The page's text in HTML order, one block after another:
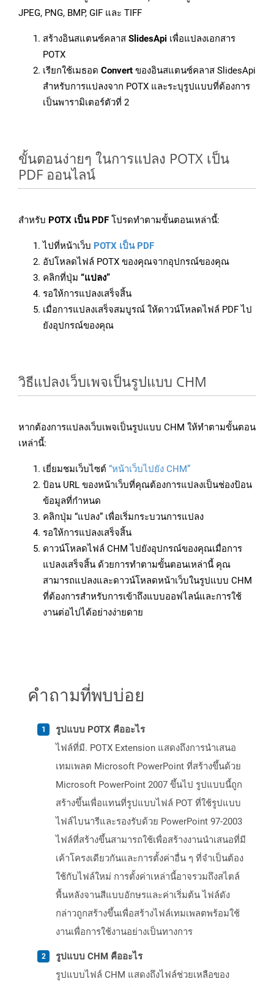
JPEG, PNG, BMP, GIF และ TIFF
สร้างอินสแตนซ์คลาส SlidesApi เพื่อแปลงเอกสาร
POTX
เรียกใช้เมธอด Convert ของอินสแตนซ์คลาส SlidesApi
สำหรับการแปลงจาก POTX และระบุรูปแบบที่ต้องการ
เป็นพารามิเตอร์ตัวที่ 2
ขั้นตอนง่ายๆ ในการแปลง POTX เป็น
PDF ออนไลน์
สำหรับ POTX เป็น PDF โปรดทำตามขั้นตอนเหล่านี้:
ไปที่หน้าเว็บ POTX เป็น PDF
อัปโหลดไฟล์ POTX ของคุณจากอุปกรณ์ของคุณ
คลิกที่ปุ่ม “แปลง”
รอให้การแปลงเสร็จสิ้น
เมื่อการแปลงเสร็จสมบูรณ์ ให้ดาวน์โหลดไฟล์ PDF ไป
ยังอุปกรณ์ของคุณ
วิธีแปลงเว็บเพจเป็นรูปแบบ CHM
หากต้องการแปลงเว็บเพจเป็นรูปแบบ CHM ให้ทำตามขั้นตอน
เหล่านี้:
เยี่ยมชมเว็บไซต์ “หน้าเว็บไปยัง CHM”
ป้อน URL ของหน้าเว็บที่คุณต้องการแปลงเป็นช่องป้อน
ข้อมูลที่กำหนด
คลิกปุ่ม “แปลง” เพื่อเริ่มกระบวนการแปลง
รอให้การแปลงเสร็จสิ้น
ดาวน์โหลดไฟล์ CHM ไปยังอุปกรณ์ของคุณเมื่อการ
แปลงเสร็จสิ้น ด้วยการทำตามขั้นตอนเหล่านี้ คุณ
สามารถแปลงและดาวน์โหลดหน้าเว็บในรูปแบบ CHM
ที่ต้องการสำหรับการเข้าถึงแบบออฟไลน์และการใช้
งานต่อไปได้อย่างง่ายดาย
คำถามที่พบบ่อย
รูปแบบ POTX คืออะไร
ไฟล์ที่มี. POTX Extension แสดงถึงการนำเสนอ
เทมเพลต Microsoft PowerPoint ที่สร้างขึ้นด้วย
Microsoft PowerPoint 2007 ขึ้นไป รูปแบบนี้ถูก
สร้างขึ้นเพื่อแทนที่รูปแบบไฟล์ POT ที่ใช้รูปแบบ
ไฟล์ไบนารีและรองรับด้วย PowerPoint 97-2003
ไฟล์ที่สร้างขึ้นสามารถใช้เพื่อสร้างงานนำเสนอที่มี
เค้าโครงเดียวกันและการตั้งค่าอื่น ๆ ที่จำเป็นต้อง
ใช้กับไฟล์ใหม่ การตั้งค่าเหล่านี้อาจรวมถึงสไตล์
พื้นหลังจานสีแบบอักษรและค่าเริ่มต้น ไฟล์ดัง
กล่าวถูกสร้างขึ้นเพื่อสร้างไฟล์เทมเพลตพร้อมใช้
งานเพื่อการใช้งานอย่างเป็นทางการ
รูปแบบ CHM คืออะไร
รูปแบบไฟล์ CHM แสดงถึงไฟล์ช่วยเหลือของ